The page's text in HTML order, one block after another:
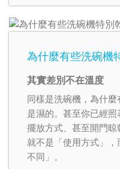
為什麼有些洗碗機
其實差別不在溫度
同樣是洗碗機，為什
是濕的。甚至你已經
擺放方式、甚至開門
就不是「使用方式」
不同」。